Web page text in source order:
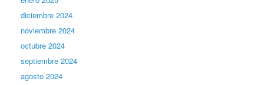
diciembre 2024
noviembre 2024
octubre 2024
septiembre 2024
agosto 2024